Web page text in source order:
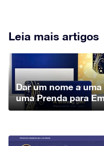
Leia mais artigos
Dar um nome a
uma Prenda para